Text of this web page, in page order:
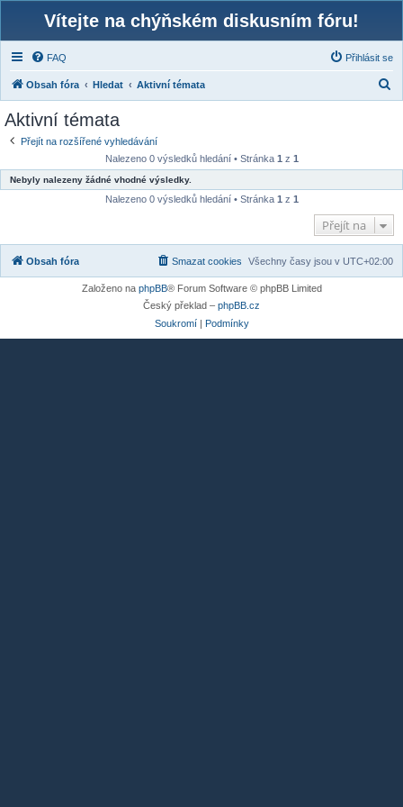
Vítejte na chýňském diskusním fóru!
FAQ Přihlásit se
Obsah fóra Hledat Aktivní témata
a
t
Aktivní témata
Přejít na rozšířené vyhledávání
Nalezeno 0 výsledků hledání • Stránka 1 z 1
Nebyly nalezeny žádné vhodné výsledky.
Nalezeno 0 výsledků hledání • Stránka 1 z 1
Přejít na
Obsah fóra Všechny časy jsou v UTC+02:00
Smazat cookies
Založeno na phpBB® Forum Software © phpBB Limited
Český překlad – phpBB.cz
Soukromí| Podmínky